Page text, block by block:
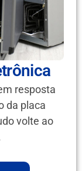
resposta
da placa
volte ao